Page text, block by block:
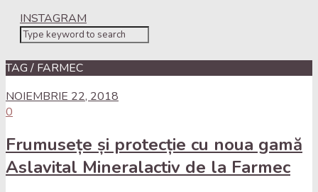
INSTAGRAM
TAG / FARMEC
NOIEMBRIE 22, 2018
0
Frumusețe și protecție cu noua gamă
Aslavital Mineralactiv de la Farmec